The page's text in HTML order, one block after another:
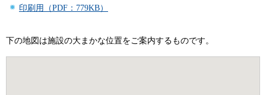
印刷用（PDF：779KB）
下の地図は施設の大まかな位置をご案内するものです。